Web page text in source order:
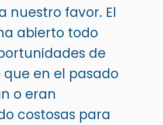
nuestro favor. El
abierto todo
de
en el pasado
o eran
costosas para